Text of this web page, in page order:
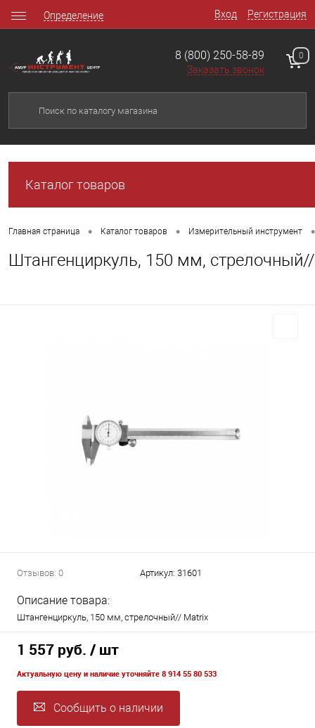
Вход Регистрация
Определение
8 (800) 250-58-89
Заказать звонок
0
Каталог товаров
Главная страница • Каталог товаров • Измерительный инструмент •
Штангенциркуль, 150 мм,
Отзывов: 0 Артикул: 31601
Описание товара:
Штангенциркуль, 150 мм, стрелочный// Matrix
1 557 руб. / шт
Актуальную цену и наличие уточняйте 8 914 55 80 533
Сообщить о наличии